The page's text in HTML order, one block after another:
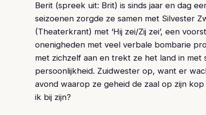
Berit (spreek uit: Brit) is sinds jaar en dag
seizoenen zorgde ze samen met Silvester
(Theaterkrant) met ‘Hij zei/Zij zei’, een
onenigheden met veel verbale bombarie
met zichzelf aan en trekt ze het land in
persoonlijkheid. Zuidwester op, want er
avond waarop ze geheid de zaal op zijn
ik bij zijn?